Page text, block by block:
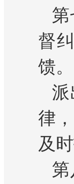
督
馈。
派
律
及